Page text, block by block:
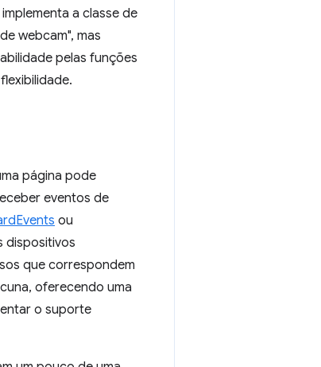
a classe de
webcam", mas
pelas funções
página pode
eventos de
ou
dispositivos
que correspondem
oferecendo uma
o suporte